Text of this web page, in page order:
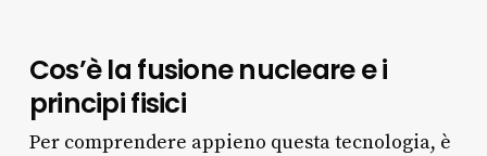
Cos’è la fusione nucleare e i
principi fisici
Per comprendere appieno questa tecnologia, è